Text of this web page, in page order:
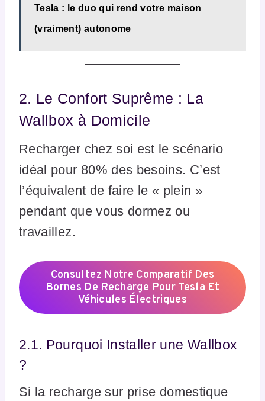
Tesla : le duo qui rend votre maison
(vraiment) autonome
2. Le Confort Suprême : La
Wallbox à Domicile
Recharger chez soi est le scénario
idéal pour 80% des besoins. C’est
l’équivalent de faire le « plein »
pendant que vous dormez ou
travaillez.
Consultez Notre Comparatif Des
Bornes De Recharge Pour Tesla Et
Véhicules Électriques
2.1. Pourquoi Installer une Wallbox
?
Si la recharge sur prise domestique